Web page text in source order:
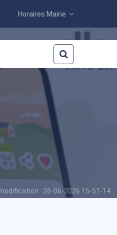
Horaires Mairie
: 26-06-2026 15-51-14